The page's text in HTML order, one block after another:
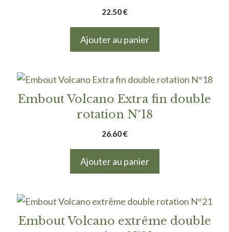
22.50€
Ajouter au panier
Embout Volcano Extra fin double
rotation N°18
26.60€
Ajouter au panier
Embout Volcano extrême double